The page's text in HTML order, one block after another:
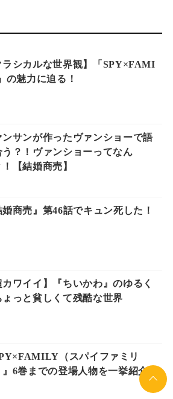
ラシカルな世界観】「SPY×FAMI
の魅力に迫る！
ンサンが作ったヴァンショーで語
う？！ヴァンショーってなん
【結婚商売】
婚商売』第46話でキュン死した！
カワイイ】『ちいかわ』のゆるく
ょっと貧しくて残酷な世界
（スパイファミリ
』6巻までの登場人物を一挙紹介